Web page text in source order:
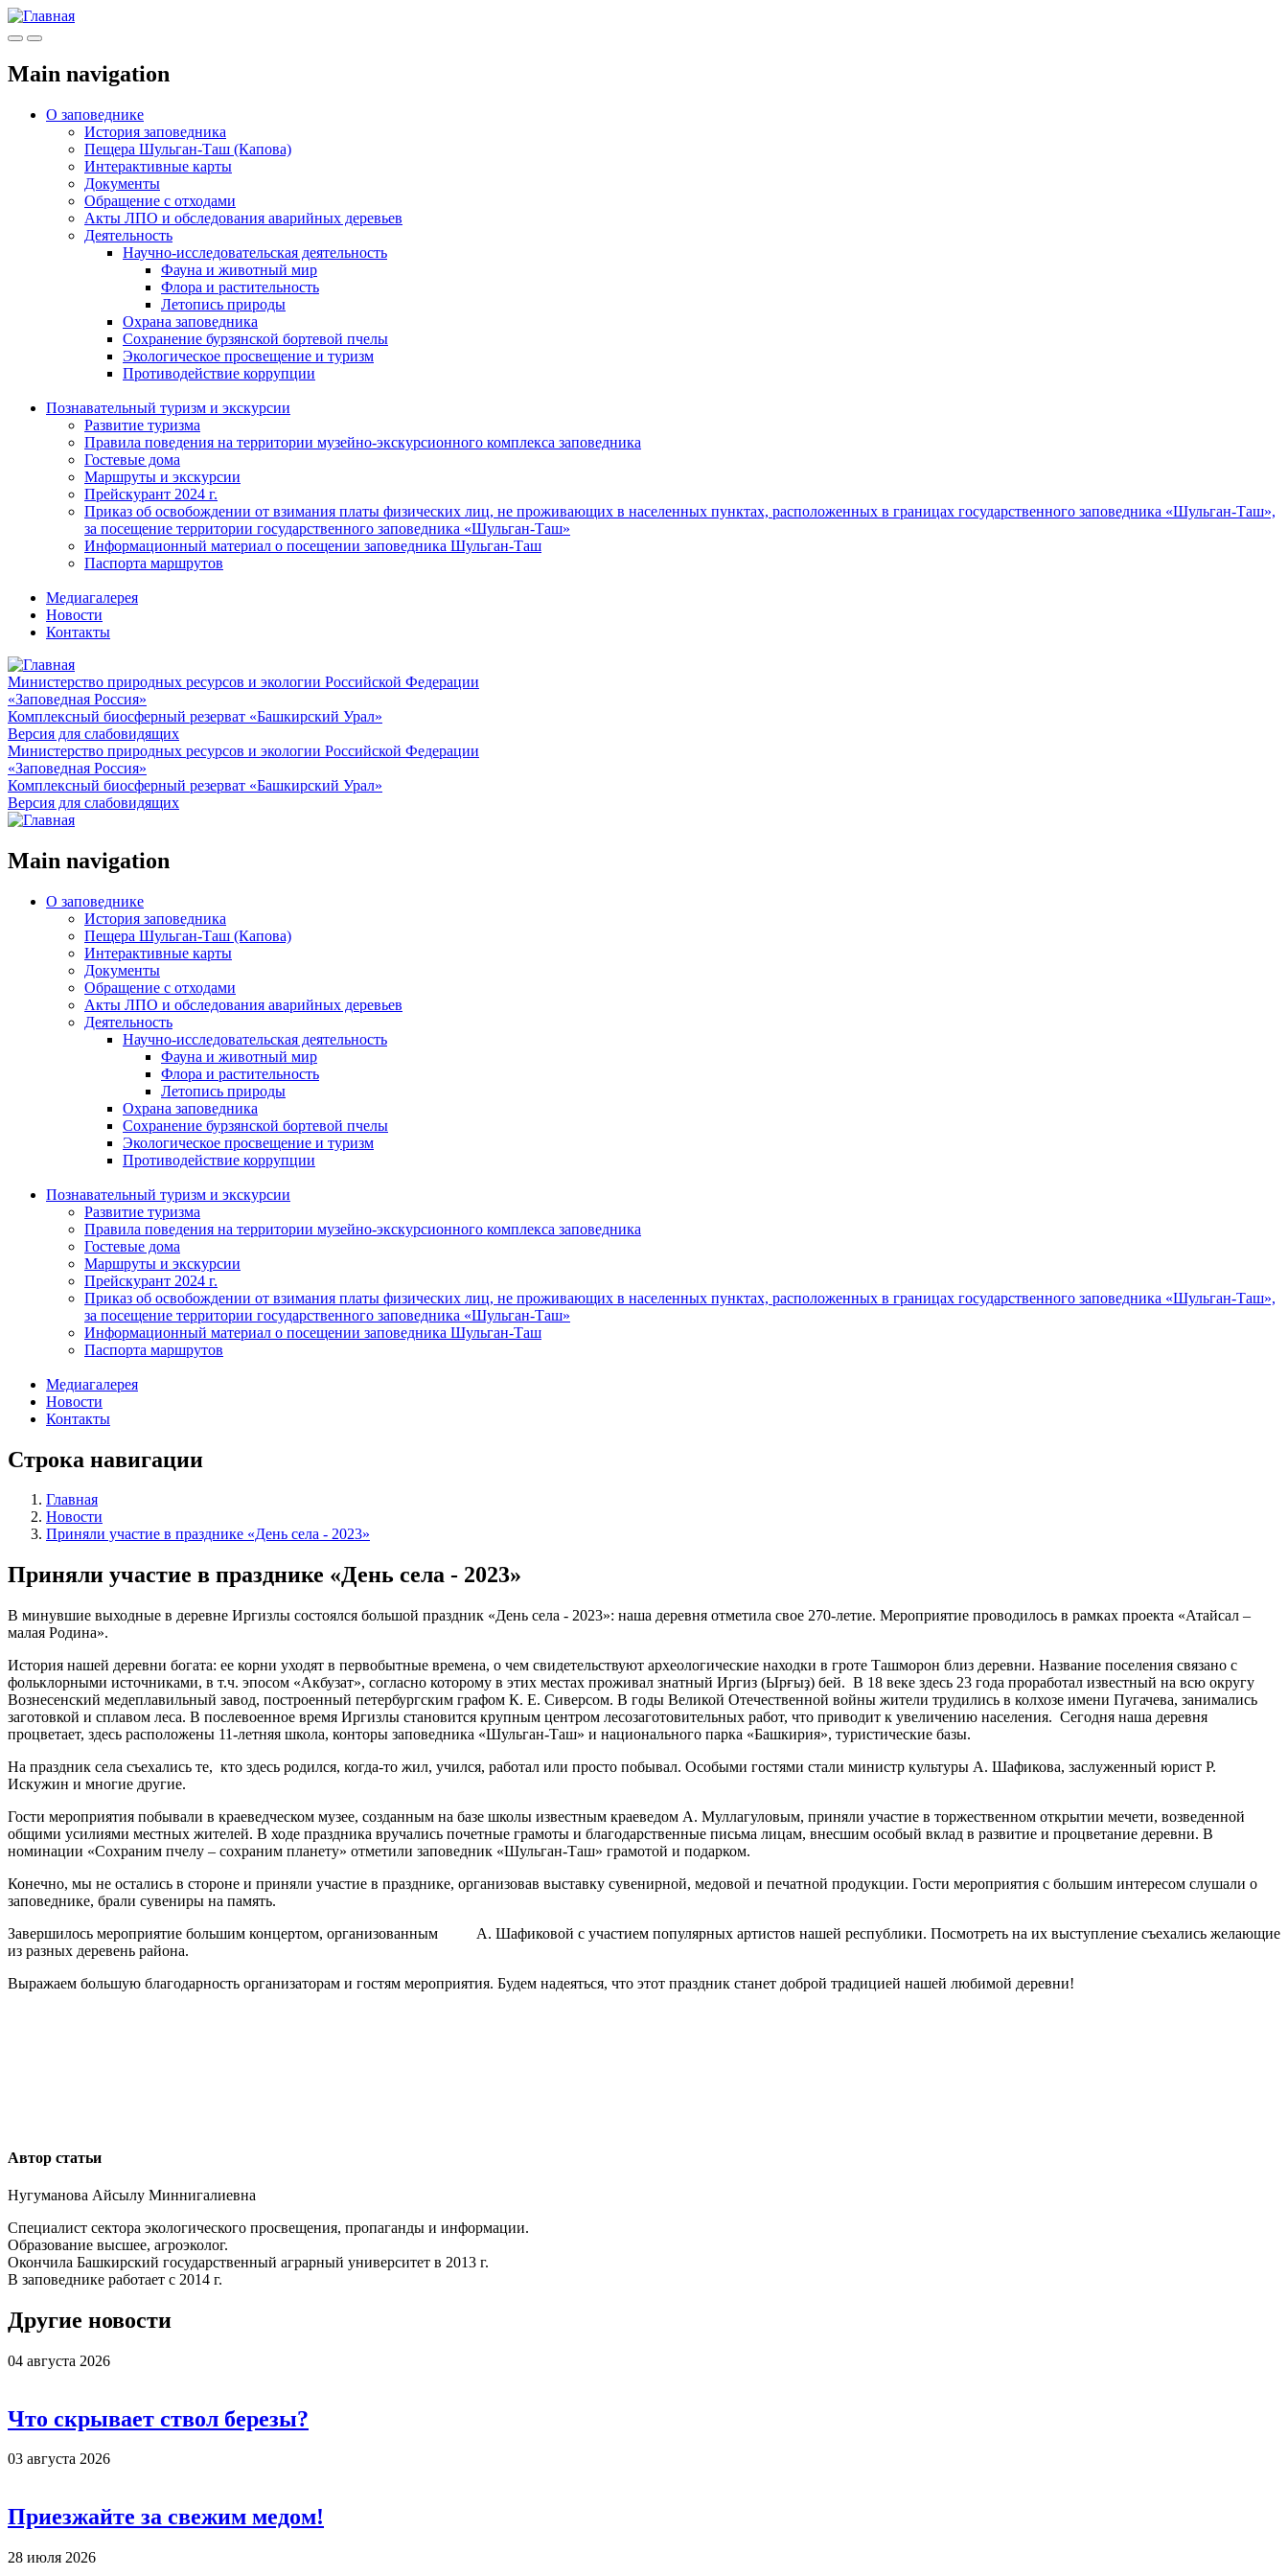
МенюИнфо
Main navigation
О заповеднике
История заповедника
Пещера Шульган-Таш (Капова)
Интерактивные карты
Документы
Обращение с отходами
Акты ЛПО и обследования аварийных деревьев
Деятельность
Научно-исследовательская деятельность
Фауна и животный мир
Флора и растительность
Летопись природы
Охрана заповедника
Сохранение бурзянской бортевой пчелы
Экологическое просвещение и туризм
Противодействие коррупции
Познавательный туризм и экскурсии
Развитие туризма
Правила поведения на территории музейно-экскурсионного комплекса заповедника
Гостевые дома
Маршруты и экскурсии
Прейскурант 2024 г.
Приказ об освобождении от взимания платы физических лиц, не проживающих в населенных пунктах, расположенных в границах государственного заповедника «Шульган-Таш»,
за посещение территории государственного заповедника «Шульган-Таш»
Информационный материал о посещении заповедника Шульган-Таш
Паспорта маршрутов
Медиагалерея
Новости
Контакты
Министерство природных ресурсов и экологии Российской Федерации
«Заповедная Россия»
Комплексный биосферный резерват «Башкирский Урал»
Версия для слабовидящих
Министерство природных ресурсов и экологии Российской Федерации
«Заповедная Россия»
Комплексный биосферный резерват «Башкирский Урал»
Версия для слабовидящих
Main navigation
О заповеднике
История заповедника
Пещера Шульган-Таш (Капова)
Интерактивные карты
Документы
Обращение с отходами
Акты ЛПО и обследования аварийных деревьев
Деятельность
Научно-исследовательская деятельность
Фауна и животный мир
Флора и растительность
Летопись природы
Охрана заповедника
Сохранение бурзянской бортевой пчелы
Экологическое просвещение и туризм
Противодействие коррупции
Познавательный туризм и экскурсии
Развитие туризма
Правила поведения на территории музейно-экскурсионного комплекса заповедника
Гостевые дома
Маршруты и экскурсии
Прейскурант 2024 г.
Приказ об освобождении от взимания платы физических лиц, не проживающих в населенных пунктах, расположенных в границах государственного заповедника «Шульган-Таш»,
за посещение территории государственного заповедника «Шульган-Таш»
Информационный материал о посещении заповедника Шульган-Таш
Паспорта маршрутов
Медиагалерея
Новости
Контакты
Строка навигации
Главная
Новости
Приняли участие в празднике «День села - 2023»
Приняли участие в празднике «День села - 2023»
В минувшие выходные в деревне Иргизлы состоялся большой праздник «День села - 2023»: наша деревня отметила свое 270-летие. Мероприятие проводилось в рамках проекта «Атайсал –
малая Родина».
История нашей деревни богата: ее корни уходят в первобытные времена, о чем свидетельствуют археологические находки в гроте Ташморон близ деревни. Название поселения связано с
фольклорными источниками, в т.ч. эпосом «Акбузат», согласно которому в этих местах проживал знатный Иргиз (Ырғыҙ) бей. В 18 веке здесь 23 года проработал известный на всю округу
Вознесенский медеплавильный завод, построенный петербургским графом К. Е. Сиверсом. В годы Великой Отечественной войны жители трудились в колхозе имени Пугачева, занимались
заготовкой и сплавом леса. В послевоенное время Иргизлы становится крупным центром лесозаготовительных работ, что приводит к увеличению населения. Сегодня наша деревня
процветает, здесь расположены 11-летняя школа, конторы заповедника «Шульган-Таш» и национального парка «Башкирия», туристические базы.
На праздник села съехались те, кто здесь родился, когда-то жил, учился, работал или просто побывал. Особыми гостями стали министр культуры А. Шафикова, заслуженный юрист Р.
Искужин и многие другие.
Гости мероприятия побывали в краеведческом музее, созданным на базе школы известным краеведом А. Муллагуловым, приняли участие в торжественном открытии мечети, возведенной
общими усилиями местных жителей. В ходе праздника вручались почетные грамоты и благодарственные письма лицам, внесшим особый вклад в развитие и процветание деревни. В
номинации «Сохраним пчелу – сохраним планету» отметили заповедник «Шульган-Таш» грамотой и подарком.
Конечно, мы не остались в стороне и приняли участие в празднике, организовав выставку сувенирной, медовой и печатной продукции. Гости мероприятия с большим интересом слушали о
заповеднике, брали сувениры на память.
Завершилось мероприятие большим концертом, организованным А. Шафиковой с участием популярных артистов нашей республики. Посмотреть на их выступление съехались желающие
из разных деревень района.
Выражаем большую благодарность организаторам и гостям мероприятия. Будем надеяться, что этот праздник станет доброй традицией нашей любимой деревни!
Автор статьи
Нугуманова Айсылу Миннигалиевна
Специалист сектора экологического просвещения, пропаганды и информации.
Образование высшее, агроэколог.
Окончила Башкирский государственный аграрный университет в 2013 г.
В заповеднике работает с 2014 г.
Другие новости
04 августа 2026
Что скрывает ствол березы?
03 августа 2026
Приезжайте за свежим медом!
28 июля 2026